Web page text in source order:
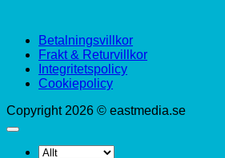
Betalningsvillkor
Frakt & Returvillkor
Integritetspolicy
Cookiepolicy
Copyright 2026 © eastmedia.se